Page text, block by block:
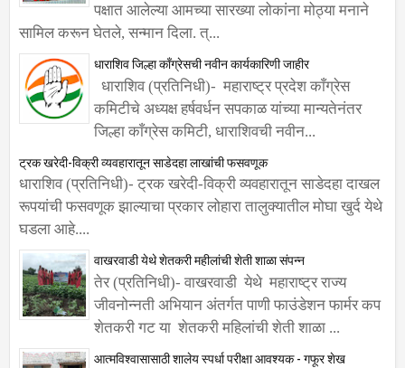
पक्षात आलेल्या आमच्या सारख्या लोकांना मोठ्या मनाने
सामिल करून घेतले, सन्मान दिला. त्...
धाराशिव जिल्हा काँग्रेसची नवीन कार्यकारिणी जाहीर
धाराशिव (प्रतिनिधी)- महाराष्ट्र प्रदेश काँग्रेस
कमिटीचे अध्यक्ष हर्षवर्धन सपकाळ यांच्या मान्यतेनंतर
जिल्हा काँग्रेस कमिटी, धाराशिवची नवीन...
ट्रक खरेदी-विक्री व्यवहारातून साडेदहा लाखांची फसवणूक
धाराशिव (प्रतिनिधी)- ट्रक खरेदी-विक्री व्यवहारातून साडेदहा दाखल
रूपयांची फसवणूक झाल्याचा प्रकार लोहारा तालुक्यातील मोघा खुर्द येथे
घडला आहे....
वाखरवाडी येथे शेतकरी महीलांची शेती शाळा संपन्न
तेर (प्रतिनिधी)- वाखरवाडी येथे महाराष्ट्र राज्य
जीवनोन्नती अभियान अंतर्गत पाणी फाउंडेशन फार्मर कप
शेतकरी गट या शेतकरी महिलांची शेती शाळा ...
आत्मविश्वासासाठी शालेय स्पर्धा परीक्षा आवश्यक - गफूर शेख